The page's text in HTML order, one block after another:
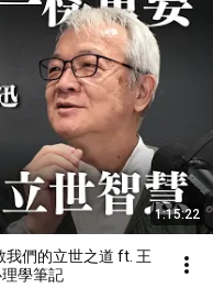
1:15:22
我們的立世之道 ft. 王
學筆記